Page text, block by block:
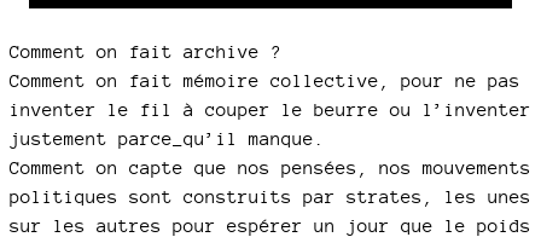
Comment on fait archive ?
Comment on fait mémoire collective, pour ne pas
inventer le fil à couper le beurre ou l’inventer
justement parce_qu’il manque.
Comment on capte que nos pensées, nos mouvements
politiques sont construits par strates, les unes
sur les autres pour espérer un jour que le poids